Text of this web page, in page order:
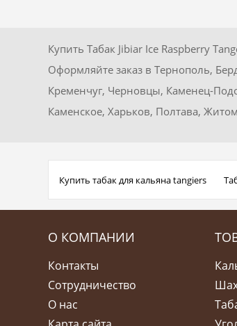
Купить Табак Jibiar Ice Raspberry
Оформляйте заказ в Тернополь,
Кременчуг, Черновцы, Каменец-
Каменское, Харьков, Полтава,
Купить табак для кальяна tangiers
О КОМПАНИИ
Контакты
Сотрудничество
О нас